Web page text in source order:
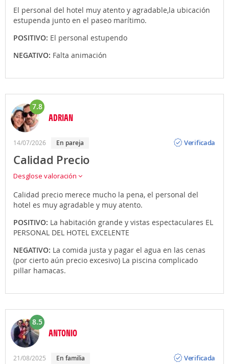
El personal del hotel muy atento y agradable,la ubicación
estupenda junto en el paseo marítimo.
POSITIVO: El personal estupendo
NEGATIVO: Falta animación
7.8
ADRIAN
14/07/2026 en pareja
Verificada
Calidad Precio
Desglose valoración
Calidad precio merece mucho la pena, el personal del
hotel es muy agradable y muy atento.
POSITIVO: La habitación grande y vistas espectaculares EL
PERSONAL DEL HOTEL EXCELENTE
NEGATIVO: La comida justa y pagar el agua en las cenas
(por cierto aún precio excesivo) La piscina complicado
pillar hamacas.
8.5
ANTONIO
21/08/2025 en familia
Verificada